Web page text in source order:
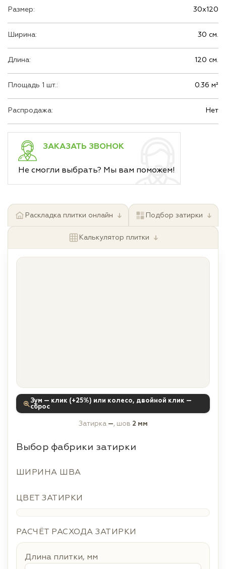
Размер: 30х120
Ширина: 30 см.
Длина: 120 см.
Площадь 1 шт.: 0.36 м²
Распродажа: Нет
ЗАКАЗАТЬ ЗВОНОК
Не смогли выбрать? Мы вам поможем!
Раскладка плитки онлайн ↓ Подбор затирки ↓
Калькулятор плитки ↓
Зум — клик (+25%) или колесо, двойной клик —
сброс
Затирка —, шов 2 мм
Выбор фабрики затирки
ШИРИНА ШВА
ЦВЕТ ЗАТИРКИ
РАСЧЁТ РАСХОДА ЗАТИРКИ
Длина плитки, мм